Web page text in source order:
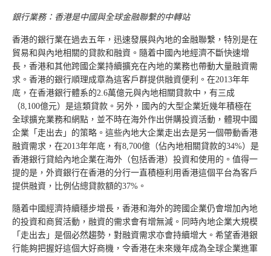
銀行業務：香港是中國與全球金融聯繫的中轉站
香港的銀行業在過去五年，迅速發展與內地的金融聯繫，特別是在
貿易和與內地相關的貸款和融資。隨着中國內地經濟不斷快速增
長，香港和其他跨國企業持續擴充在內地的業務也帶動大量融資需
求。香港的銀行順理成章為這客戶群提供融資便利。在2013年年
底，在香港銀行體系的2.6萬億元與內地相關貸款中，有三成
（8,100億元）是這類貸款。另外，國內的大型企業近幾年積極在
全球擴充業務和網點，並不時在海外作出併購投資活動，體現中國
企業「走出去」的策略。這些內地大企業走出去是另一個帶動香港
融資需求，在2013年年底，有8,700億（佔內地相關貸款的34%）是
香港銀行貸給內地企業在海外（包括香港）投資和使用的。值得一
提的是，外資銀行在香港的分行一直積極利用香港這個平台為客戶
提供融資，比例佔總貸款額的37%。
隨着中國經濟持續穩步增長，香港和海外的跨國企業仍會增加內地
的投資和商貿活動，融資的需求會有增無減。同時內地企業大規模
「走出去」是個必然趨勢，對融資需求亦會持續增大。希望香港銀
行能夠把握好這個大好商機，令香港在未來幾年成為全球企業進軍